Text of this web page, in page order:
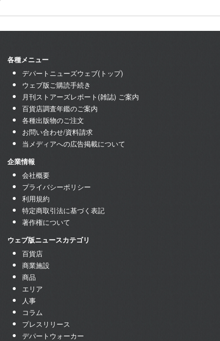
各種メニュー
デパートニューズウェブ(トップ)
ウェブ版ご購読手続き
月刊ストアーズレポート(雑誌) ご案内
百貨店調査年鑑のご案内
各種出版物のご注文
お問い合わせ/資料請求
当メディアへの広告掲載について
企業情報
会社概要
プライバシーポリシー
利用規約
特定商取引法に基づく表記
著作権について
ウェブ版ニュースカテゴリ
百貨店
商業施設
商品
エリア
人事
コラム
プレスリリース
デパートウォーカー